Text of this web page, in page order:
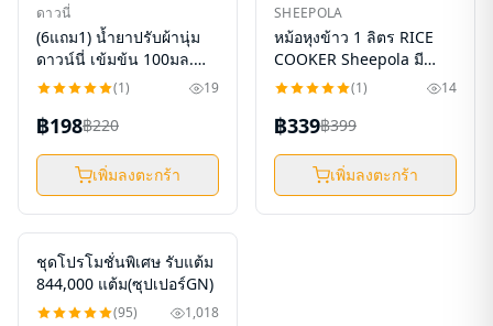
ใหม่
-10%
ดาวนี่
(6แถม1) น้ำยาปรับผ้านุ่ม
ดาวน์นี่ เข้มข้น 100มล.
*7ถุง(รับ11,400แต้ม)
(1) 19
฿198฿220
เพิ่มลงตะกร้า
ใหม่
-15%
SHEEPOLA
หม้อหุงข้าว 1 ลิตร RICE
COOKER Sheepola มี
มาตรฐาน มอก. หม้อหนา
ใช้งานง่าย (รับ 18,200
(1) 14
฿339฿399
เพิ่มลงตะกร้า
ใหม่
-4%
ชุดโปรโมชั่นพิเศษ รับแต้ม
844,000 แต้ม(ซุปเปอร์GN)
(95) 1,018